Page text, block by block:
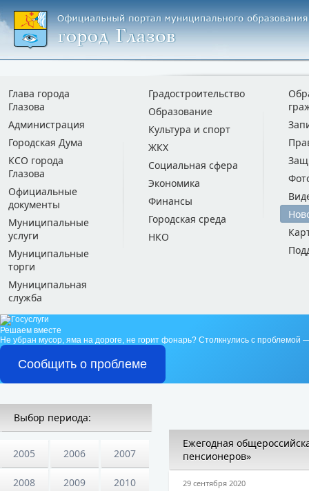
Глава города
Глазова
Администрация
Городская Дума
КСО города
Глазова
Официальные
документы
Муниципальные
услуги
Муниципальные
торги
Муниципальная
служба
Градостроительство
Образование
Культура и спорт
ЖКХ
Социальная сфера
Экономика
Финансы
Городская среда
НКО
Решаем вместе
Не убран мусор, яма на дороге, не горит фонарь? Столкнулись с проблемой
Сообщить о проблеме
Выбор периода:
2005 2006 2007
2008 2009 2010
Ежегодная
пенсионеров»
29 сентября 2020